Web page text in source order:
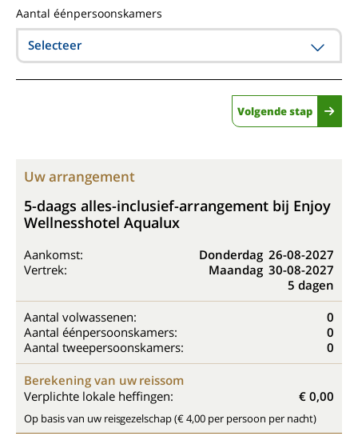
Aantal éénpersoonskamers
Selecteer
Volgende stap
Uw arrangement
5-daags alles-inclusief-arrangement bij Enjoy
Wellnesshotel Aqualux
Aankomst: Donderdag 26-08-2027
Vertrek:
Maandag 30-08-2027
5 dagen
Aantal volwassenen:
0
Aantal éénpersoonskamers:
0
Aantal tweepersoonskamers:
0
Berekening van uw reissom
Verplichte lokale heffingen:
€ 0,00
Op basis van uw reisgezelschap (€ 4,00 per persoon per nacht)